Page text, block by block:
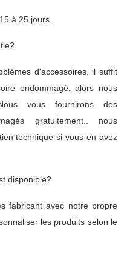
à 25 jours.
d'accessoires, il suffit
endommagé, alors nous
vous fournirons des
gratuitement.. nous
technique si vous en avez
disponible?
fabricant avec notre propre
les produits selon le